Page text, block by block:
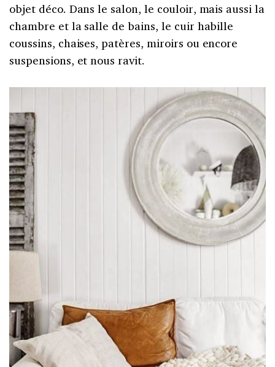
objet déco. Dans le salon, le couloir, mais aussi la
chambre et la salle de bains, le cuir habille
coussins, chaises, patères, miroirs ou encore
suspensions, et nous ravit.